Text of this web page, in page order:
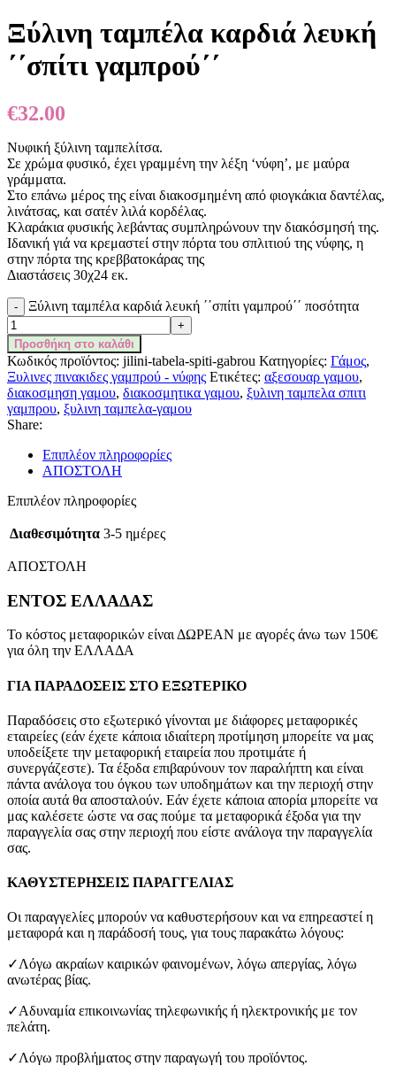
Ξύλινη ταμπέλα καρδιά λευκή
΄΄σπίτι γαμπρού΄΄
€32.00
Νυφική ξύλινη ταμπελίτσα.
Σε χρώμα φυσικό, έχει γραμμένη την λέξη ‘νύφη’, με μαύρα
γράμματα.
Στο επάνω μέρος της είναι διακοσμημένη από φιογκάκια δαντέλας,
λινάτσας, και σατέν λιλά κορδέλας.
Κλαράκια φυσικής λεβάντας συμπληρώνουν την διακόσμησή της.
Ιδανική γιά να κρεμαστεί στην πόρτα του σπλιτιού της νύφης, η
στην πόρτα της κρεββατοκάρας της
Διαστάσεις 30χ24 εκ.
Ξύλινη ταμπέλα καρδιά λευκή ΄΄σπίτι γαμπρού΄΄ ποσότητα
Προσθήκη στο καλάθι
Κωδικός προϊόντος: jilini-tabela-spiti-gabrou Κατηγορίες: Γάμος,
Ξυλινες πινακιδες γαμπρού - νύφης Ετικέτες: αξεσουαρ γαμου,
διακοσμηση γαμου, διακοσμητικα γαμου, ξυλινη ταμπελα σπιτι
γαμπρου, ξυλινη ταμπελα-γαμου
Share:
Επιπλέον πληροφορίες
ΑΠΟΣΤΟΛΗ
Επιπλέον πληροφορίες
Διαθεσιμότητα 3-5 ημέρες
ΑΠΟΣΤΟΛΗ
ΕΝΤΟΣ ΕΛΛΑΔΑΣ
Το κόστος μεταφορικών είναι ΔΩΡΕΑΝ με αγορές άνω των 150€
για όλη την ΕΛΛΑΔΑ
ΓΙΑ ΠΑΡΑΔΟΣΕΙΣ ΣΤΟ ΕΞΩΤΕΡΙΚΟ
Παραδόσεις στο εξωτερικό γίνονται με διάφορες μεταφορικές
εταιρείες (εάν έχετε κάποια ιδιαίτερη προτίμηση μπορείτε να μας
υποδείξετε την μεταφορική εταιρεία που προτιμάτε ή
συνεργάζεστε). Τα έξοδα επιβαρύνουν τον παραλήπτη και είναι
πάντα ανάλογα του όγκου των υποδημάτων και την περιοχή στην
οποία αυτά θα αποσταλούν. Εάν έχετε κάποια απορία μπορείτε να
μας καλέσετε ώστε να σας πούμε τα μεταφορικά έξοδα για την
παραγγελία σας στην περιοχή που είστε ανάλογα την παραγγελία
σας.
ΚΑΘΥΣΤΕΡΗΣΕΙΣ ΠΑΡΑΓΓΕΛΙΑΣ
Οι παραγγελίες μπορούν να καθυστερήσουν και να επηρεαστεί η
μεταφορά και η παράδοσή τους, για τους παρακάτω λόγους:
✓Λόγω ακραίων καιρικών φαινομένων, λόγω απεργίας, λόγω
ανωτέρας βίας.
✓Αδυναμία επικοινωνίας τηλεφωνικής ή ηλεκτρονικής με τον
πελάτη.
✓Λόγω προβλήματος στην παραγωγή του προϊόντος.